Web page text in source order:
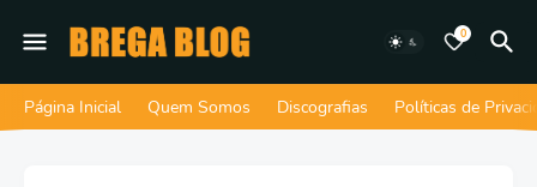
0
Página Inicial Quem Somos Discografias Políticas de